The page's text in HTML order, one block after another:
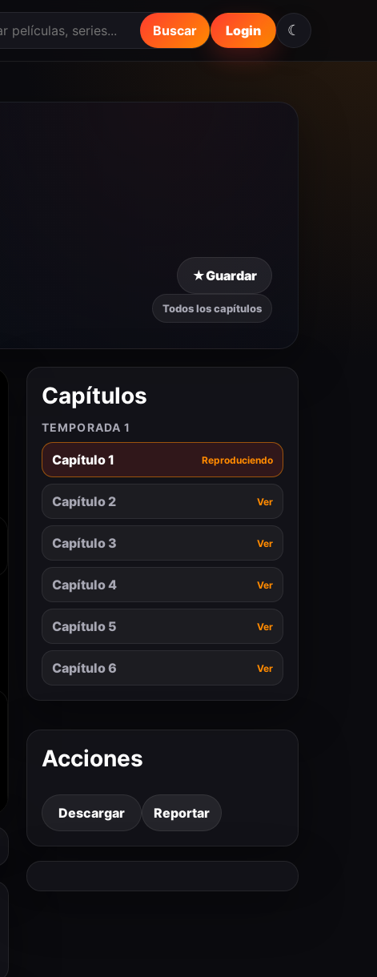
Buscar Login ☾
★Guardar
Todos los capítulos
Capítulos
TEMPORADA 1
Capítulo 1 Reproduciendo
Capítulo 2 Ver
Capítulo 3 Ver
Capítulo 4 Ver
Capítulo 5 Ver
Capítulo 6 Ver
Acciones
Descargar Reportar